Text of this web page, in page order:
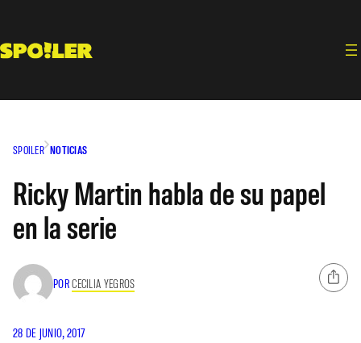
contenido
SPOILER NOTICIAS
Ricky Martin habla de su papel
en la serie
PORCECILIA YEGROS
28 DE JUNIO, 2017